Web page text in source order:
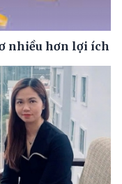
nhiều hơn lợi ích